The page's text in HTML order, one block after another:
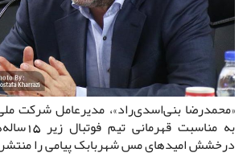
«محمدرضا بنی‌اسدی‌راد»، مدیرعامل شرکت
به مناسبت
درخشش امیدهای مس شهربابک پیامی را